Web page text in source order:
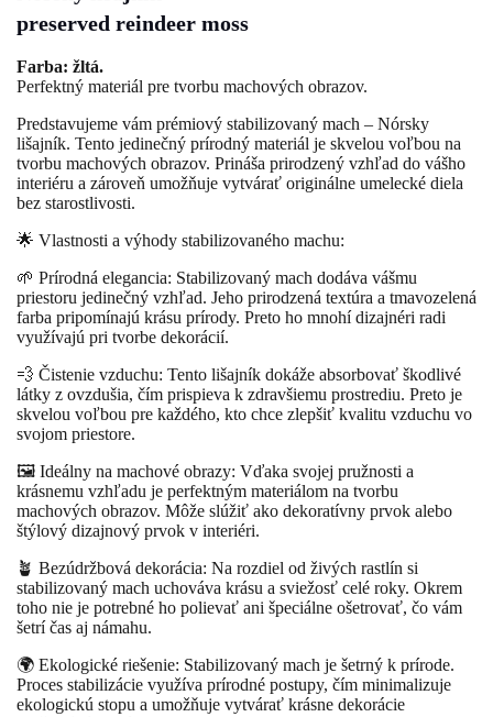
preserved reindeer moss
Farba: žltá.
Perfektný materiál pre tvorbu machových obrazov.
Predstavujeme vám prémiový stabilizovaný mach – Nórsky
lišajník. Tento jedinečný prírodný materiál je skvelou voľbou na
tvorbu machových obrazov. Prináša prirodzený vzhľad do vášho
interiéru a zároveň umožňuje vytvárať originálne umelecké diela
bez starostlivosti.
🌟 Vlastnosti a výhody stabilizovaného machu:
🌱 Prírodná elegancia: Stabilizovaný mach dodáva vášmu
priestoru jedinečný vzhľad. Jeho prirodzená textúra a tmavozelená
farba pripomínajú krásu prírody. Preto ho mnohí dizajnéri radi
využívajú pri tvorbe dekorácií.
💨 Čistenie vzduchu: Tento lišajník dokáže absorbovať škodlivé
látky z ovzdušia, čím prispieva k zdravšiemu prostrediu. Preto je
skvelou voľbou pre každého, kto chce zlepšiť kvalitu vzduchu vo
svojom priestore.
🖼️ Ideálny na machové obrazy: Vďaka svojej pružnosti a
krásnemu vzhľadu je perfektným materiálom na tvorbu
machových obrazov. Môže slúžiť ako dekoratívny prvok alebo
štýlový dizajnový prvok v interiéri.
🪴 Bezúdržbová dekorácia: Na rozdiel od živých rastlín si
stabilizovaný mach uchováva krásu a sviežosť celé roky. Okrem
toho nie je potrebné ho polievať ani špeciálne ošetrovať, čo vám
šetrí čas aj námahu.
🌍 Ekologické riešenie: Stabilizovaný mach je šetrný k prírode.
Proces stabilizácie využíva prírodné postupy, čím minimalizuje
ekologickú stopu a umožňuje vytvárať krásne dekorácie